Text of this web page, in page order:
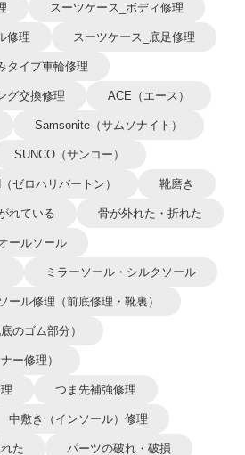
スーツケース_ボディ修理
修理 スーツケース_底足修理
タイプ車輪修理
グ交換修理 ACE（エース）
Samsonite（サムソナイト）
SUNCO（サンコー）
ゼロハリバートン） 靴磨き
れている 骨が外れた・折れた
ールソール
ミラーソール・シルクソール
ソール修理（前底修理・靴裏）
のゴム部分）
ー修理）
つま先補強修理
中敷き（インソール）修理
た パーツの破れ・破損